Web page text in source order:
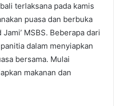
terlaksana pada kamis
puasa dan berbuka
MSBS. Beberapa dari
dalam menyiapkan
bersama. Mulai
makanan dan